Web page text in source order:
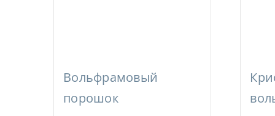
Вольфрамовый
порошок